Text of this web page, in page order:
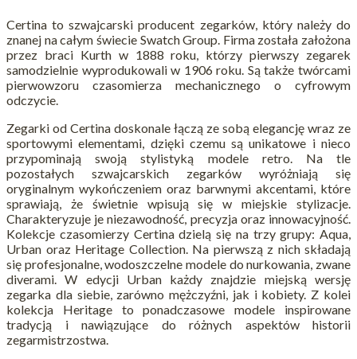
Certina to szwajcarski producent zegarków, który należy do
znanej na całym świecie Swatch Group. Firma została założona
przez braci Kurth w 1888 roku, którzy pierwszy zegarek
samodzielnie wyprodukowali w 1906 roku. Są także twórcami
pierwowzoru czasomierza mechanicznego o cyfrowym
odczycie.
Zegarki od Certina doskonale łączą ze sobą elegancję wraz ze
sportowymi elementami, dzięki czemu są unikatowe i nieco
przypominają swoją stylistyką modele retro. Na tle
pozostałych szwajcarskich zegarków wyróżniają się
oryginalnym wykończeniem oraz barwnymi akcentami, które
sprawiają, że świetnie wpisują się w miejskie stylizacje.
Charakteryzuje je niezawodność, precyzja oraz innowacyjność.
Kolekcje czasomierzy Certina dzielą się na trzy grupy: Aqua,
Urban oraz Heritage Collection. Na pierwszą z nich składają
się profesjonalne, wodoszczelne modele do nurkowania, zwane
diverami. W edycji Urban każdy znajdzie miejską wersję
zegarka dla siebie, zarówno mężczyźni, jak i kobiety. Z kolei
kolekcja Heritage to ponadczasowe modele inspirowane
tradycją i nawiązujące do różnych aspektów historii
zegarmistrzostwa.